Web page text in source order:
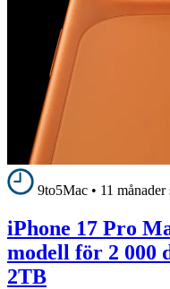
9to5Mac • 11 månader
iPhone 17 Pro
modell för 2
2TB